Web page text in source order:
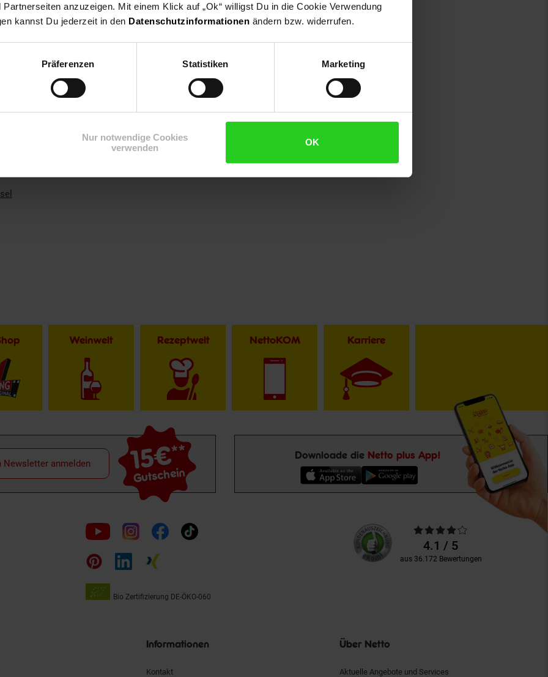
anzuzeigen. Mit einem Klick auf „Ok“ willigst Du in die Cookie Verwendung
kannst Du jederzeit in den Datenschutzinformationen ändern bzw. widerrufen.
Präferenzen Statistiken Marketing
Nur notwendige Cookies
verwenden
OK
um die Liegeposition nutzen zu können
Weinwelt Rezeptwelt NettoKOM Karriere
15€**
Gutschein
Newsletter anmelden
Downloade die Netto plus App!
Folge
uns
auf
Bio Zertifizierung DE-ÖKO-060
Unsere
Kundenbewertungen
Durchschnittliche
Bewertungen4.1 / 5
aus 36.172 Bewertungen
Informationen
Kontakt
Über Netto
Aktuelle Angebote und Services